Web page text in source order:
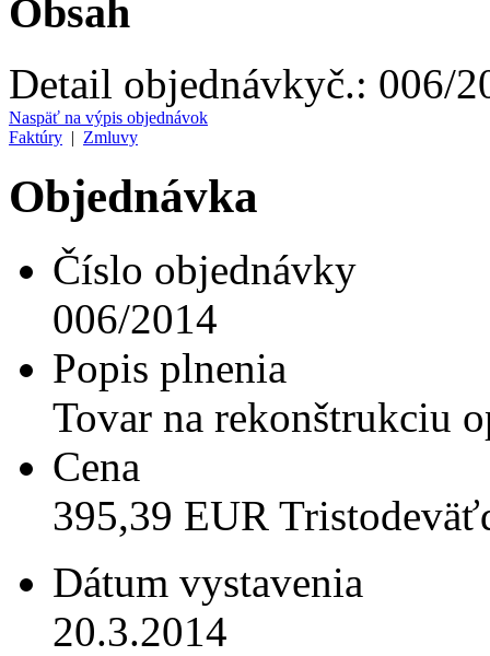
Obsah
Detail objednávkyč.: 006/
Naspäť na výpis objednávok
Faktúry | Zmluvy
Objednávka
Číslo objednávky
006/2014
Popis plnenia
Tovar na rekonštrukciu
Cena
395,39 EUR
Dátum vystavenia
20.3.2014